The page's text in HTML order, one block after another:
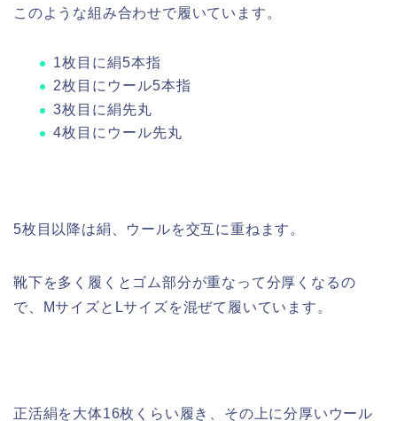
このような組み合わせで履いています。
1枚目に絹5本指
2枚目にウール5本指
3枚目に絹先丸
4枚目にウール先丸
5枚目以降は絹、ウールを交互に重ねます。
靴下を多く履くとゴム部分が重なって分厚くなるの
で、MサイズとLサイズを混ぜて履いています。
正活絹を大体16枚くらい履き、その上に分厚いウール